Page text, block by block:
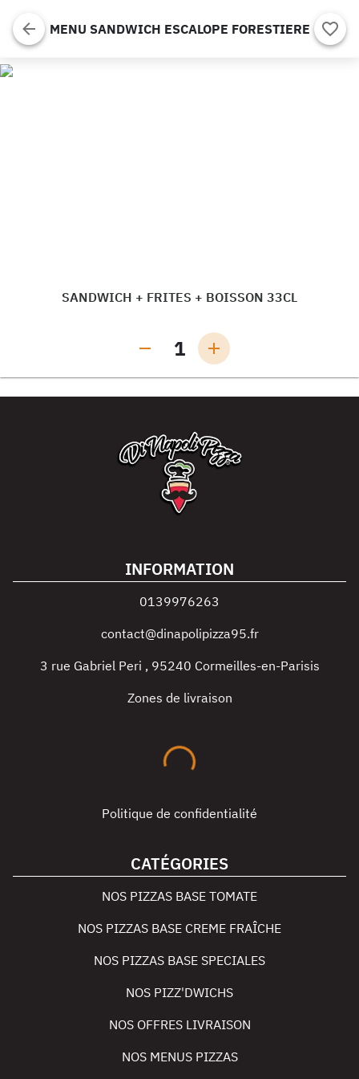
MENU SANDWICH ESCALOPE FORESTIERE
SANDWICH + FRITES + BOISSON 33CL
1
INFORMATION
0139976263
contact@dinapolipizza95.fr
3 rue Gabriel Peri , 95240 Cormeilles-en-Parisis
Zones de livraison
Politique de confidentialité
CATÉGORIES
NOS PIZZAS BASE TOMATE
NOS PIZZAS BASE CREME FRAÎCHE
NOS PIZZAS BASE SPECIALES
NOS PIZZ'DWICHS
NOS OFFRES LIVRAISON
NOS MENUS PIZZAS